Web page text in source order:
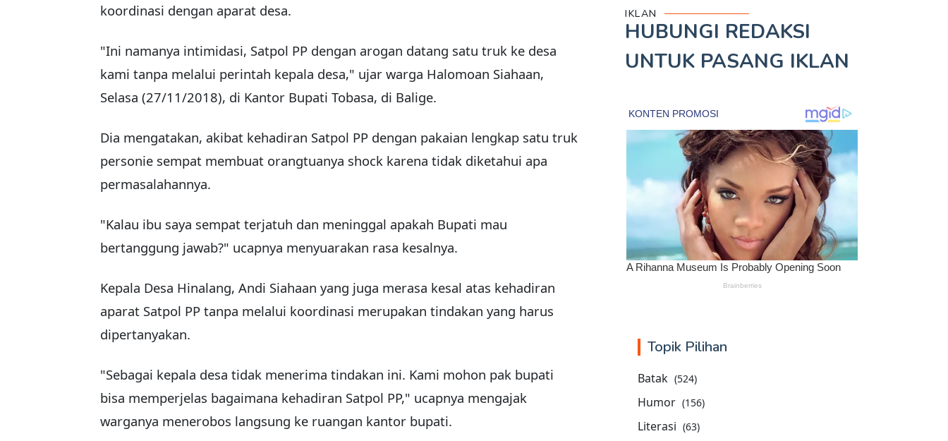
koordinasi dengan aparat desa.
"Ini namanya intimidasi, Satpol PP dengan arogan datang satu truk ke desa
kami tanpa melalui perintah kepala desa," ujar warga Halomoan Siahaan,
Selasa (27/11/2018), di Kantor Bupati Tobasa, di Balige.
Dia mengatakan, akibat kehadiran Satpol PP dengan pakaian lengkap satu truk
personie sempat membuat orangtuanya shock karena tidak diketahui apa
permasalahannya.
"Kalau ibu saya sempat terjatuh dan meninggal apakah Bupati mau
bertanggung jawab?" ucapnya menyuarakan rasa kesalnya.
Kepala Desa Hinalang, Andi Siahaan yang juga merasa kesal atas kehadiran
aparat Satpol PP tanpa melalui koordinasi merupakan tindakan yang harus
dipertanyakan.
"Sebagai kepala desa tidak menerima tindakan ini. Kami mohon pak bupati
bisa memperjelas bagaimana kehadiran Satpol PP," ucapnya mengajak
warganya menerobos langsung ke ruangan kantor bupati.
IKLAN
HUBUNGI REDAKSI
UNTUK PASANG IKLAN
Topik Pilihan
Batak (524)
Humor (156)
Literasi (63)